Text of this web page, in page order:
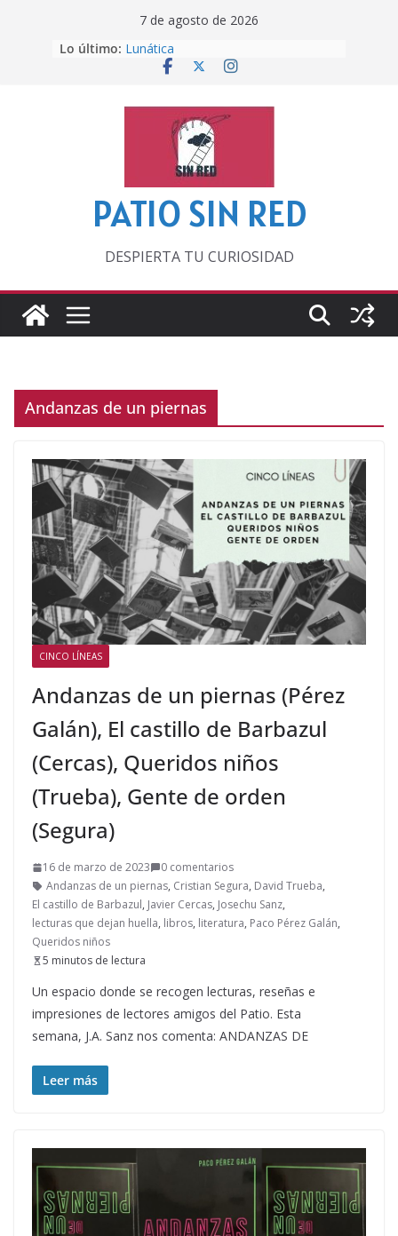
7 de agosto de 2026
Lo último: Lunática
Pero, hasta entonces…
‘La broma infinita’ de recomendar
lecturas veraniegas
Otra del Mundial
PATIO SIN RED
DESPIERTA TU CURIOSIDAD
Andanzas de un piernas
CINCO LÍNEAS
Andanzas de un piernas (Pérez
Galán), El castillo de Barbazul
(Cercas), Queridos niños
(Trueba), Gente de orden
(Segura)
16 de marzo de 2023
0 comentarios
Andanzas de un piernas, Cristian Segura, David Trueba,
El castillo de Barbazul, Javier Cercas, Josechu Sanz,
lecturas que dejan huella, libros, literatura, Paco Pérez Galán,
Queridos niños
5 minutos de lectura
Un espacio donde se recogen lecturas, reseñas e
impresiones de lectores amigos del Patio. Esta
semana, J.A. Sanz nos comenta: ANDANZAS DE
Leer más